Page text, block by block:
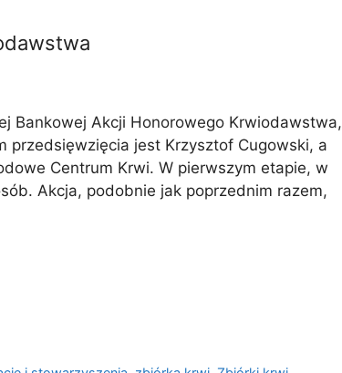
Bankowej Akcji Honorowego Krwiodawstwa,
przedsięwzięcia jest Krzysztof Cugowski, a
Centrum Krwi. W pierwszym etapie, w
Akcja, podobnie jak poprzednim razem,